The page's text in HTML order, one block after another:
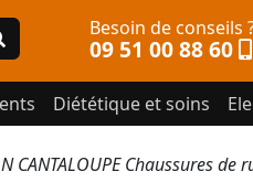
Besoin de conseils
09 51 00 88 60
Diététique et soins
CANTALOUPE Chaussures